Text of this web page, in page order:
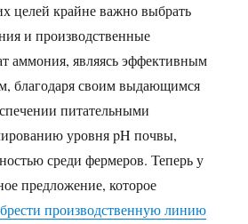
целей крайне важно выбрать
и производственные
аммония, являясь эффективным
благодаря своим выдающимся
питательными
уровня pH почвы,
среди фермеров. Теперь у
предложение, которое
производственную линию